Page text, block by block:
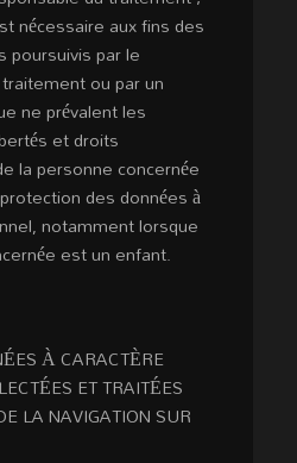
nécessaire aux fins des
poursuivis par le
ou par un
ne prévalent les
et droits
la personne concernée
des données à
notamment lorsque
est un enfant.
À CARACTÈRE
ET TRAITÉES
LA NAVIGATION SUR